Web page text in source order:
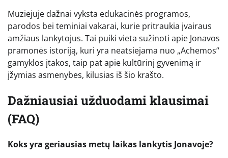
Muziejuje dažnai vyksta edukacinės programos,
parodos bei teminiai vakarai, kurie pritraukia įvairaus
amžiaus lankytojus. Tai puiki vieta sužinoti apie Jonavos
pramonės istoriją, kuri yra neatsiejama nuo „Achemos“
gamyklos įtakos, taip pat apie kultūrinį gyvenimą ir
įžymias asmenybes, kilusias iš šio krašto.
Dažniausiai užduodami klausimai
(FAQ)
Koks yra geriausias metų laikas lankytis Jonavoje?